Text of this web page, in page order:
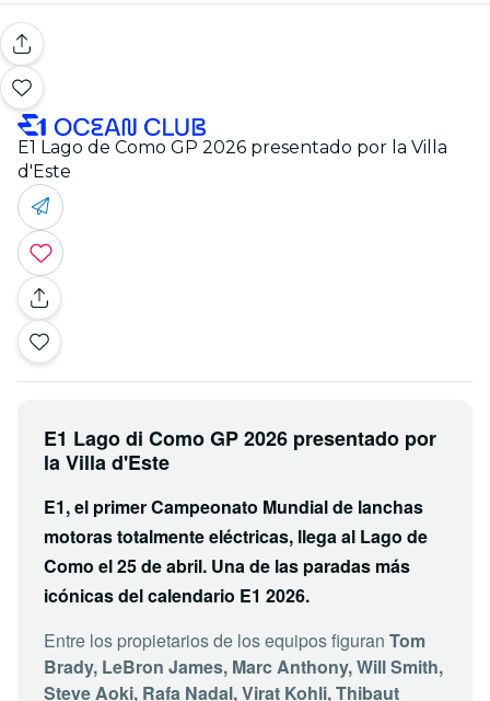
E1 Lago de Como GP 2026 presentado por la Villa
d'Este
E1 Lago di Como GP 2026 presentado por
la Villa d'Este
E1, el primer Campeonato Mundial de lanchas
motoras totalmente eléctricas, llega al Lago de
Como el 25 de abril. Una de las paradas más
icónicas del calendario E1 2026.
Entre los propietarios de los equipos figuran Tom
Brady, LeBron James, Marc Anthony, Will Smith,
Steve Aoki, Rafa Nadal, Virat Kohli, Thibaut